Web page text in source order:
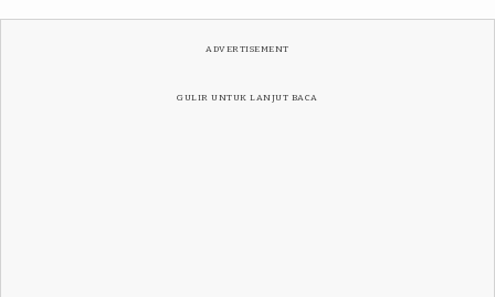
ADVERTISEMENT
GULIR UNTUK LANJUT BACA